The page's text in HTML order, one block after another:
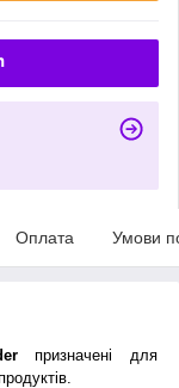
Оплата Умови
призначені для